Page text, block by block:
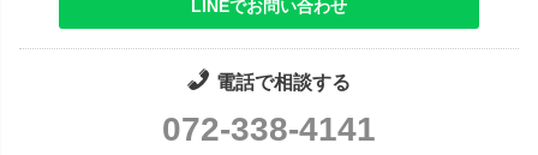
LINEでお問い合わせ
電話で相談する
072-338-4141